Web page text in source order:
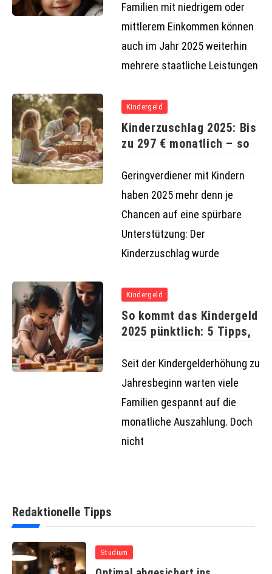
Familien mit niedrigem oder
mittlerem Einkommen können
auch im Jahr 2025 weiterhin
mehrere staatliche Leistungen
Kindergeld
Kinderzuschlag 2025: Bis
zu 297 € monatlich – so
Geringverdiener mit Kindern
haben 2025 mehr denn je
Chancen auf eine spürbare
Unterstützung: Der
Kinderzuschlag wurde
Kindergeld
So kommt das Kindergeld
2025 pünktlich: 5 Tipps,
Seit der Kindergelderhöhung zu
Jahresbeginn warten viele
Familien gespannt auf die
monatliche Auszahlung. Doch
nicht
Redaktionelle Tipps
Studium